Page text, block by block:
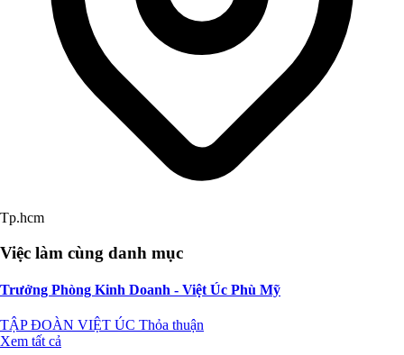
Tp.hcm
Việc làm cùng danh mục
Trưởng Phòng Kinh Doanh - Việt Úc Phù Mỹ
TẬP ĐOÀN VIỆT ÚC Thỏa thuận
Xem tất cả